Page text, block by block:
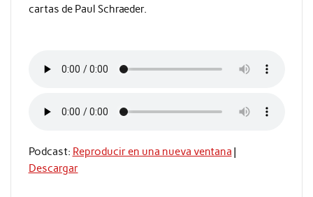
cartas de Paul Schraeder.
Podcast: Reproducir en una nueva ventana |
Descargar